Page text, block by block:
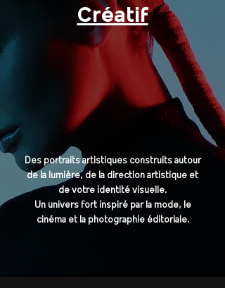
Créatif
Des portraits artistiques construits autour
de la lumière, de la direction artistique et
de votre identité visuelle.
Un univers fort inspiré par la mode, le
cinéma et la photographie éditoriale.